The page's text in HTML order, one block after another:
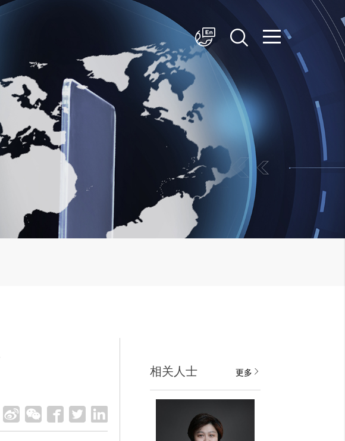
简体中文
相关人士 更多